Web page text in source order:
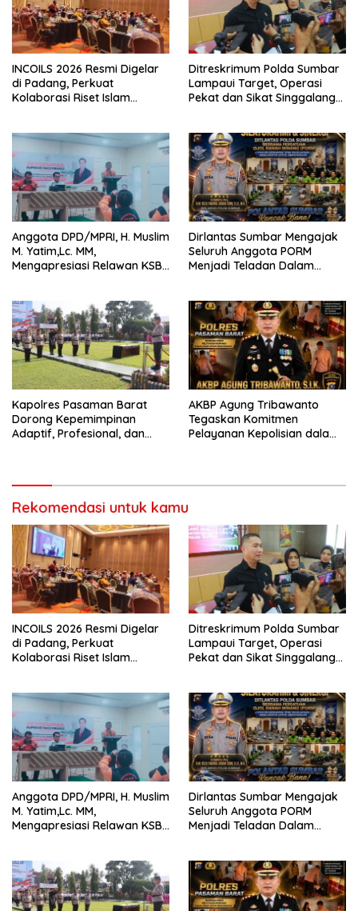
INCOILS 2026 Resmi Digelar
di Padang, Perkuat
Kolaborasi Riset Islam
Ditreskrimum Polda Sumbar
Lampaui Target, Operasi
Pekat dan Sikat Singgalang
Anggota DPD/MPRI, H. Muslim
M. Yatim,Lc. MM,
Mengapresiasi Relawan KSB
Bencana
Dirlantas Sumbar Mengajak
Seluruh Anggota PORM
Menjadi Teladan Dalam
Perlengkapan Keselamatan
Berkendara
Kapolres Pasaman Barat
Dorong Kepemimpinan
Adaptif, Profesional, dan
AKBP Agung Tribawanto
Tegaskan Komitmen
Pelayanan Kepolisian dalam
Rekomendasi untuk kamu
INCOILS 2026 Resmi Digelar
di Padang, Perkuat
Kolaborasi Riset Islam
Ditreskrimum Polda Sumbar
Lampaui Target, Operasi
Pekat dan Sikat Singgalang
Anggota DPD/MPRI, H. Muslim
M. Yatim,Lc. MM,
Mengapresiasi Relawan KSB
Bencana
Dirlantas Sumbar Mengajak
Seluruh Anggota PORM
Menjadi Teladan Dalam
Perlengkapan Keselamatan
Berkendara